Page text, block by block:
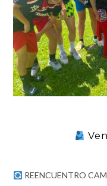
REENCUENTRO